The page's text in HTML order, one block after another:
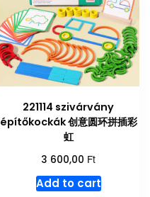
221114 szivárvány
építőkockák 创意圆环拼插彩
虹
3 600,00 Ft
Add to cart